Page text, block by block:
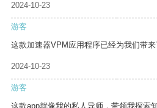
2024-10-23
游客
这款加速器VPM应用程序已经为我们带来
2024-10-23
游客
这款app就像我的私人导师，带领我探索